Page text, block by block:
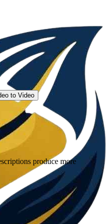
to Video
produce more